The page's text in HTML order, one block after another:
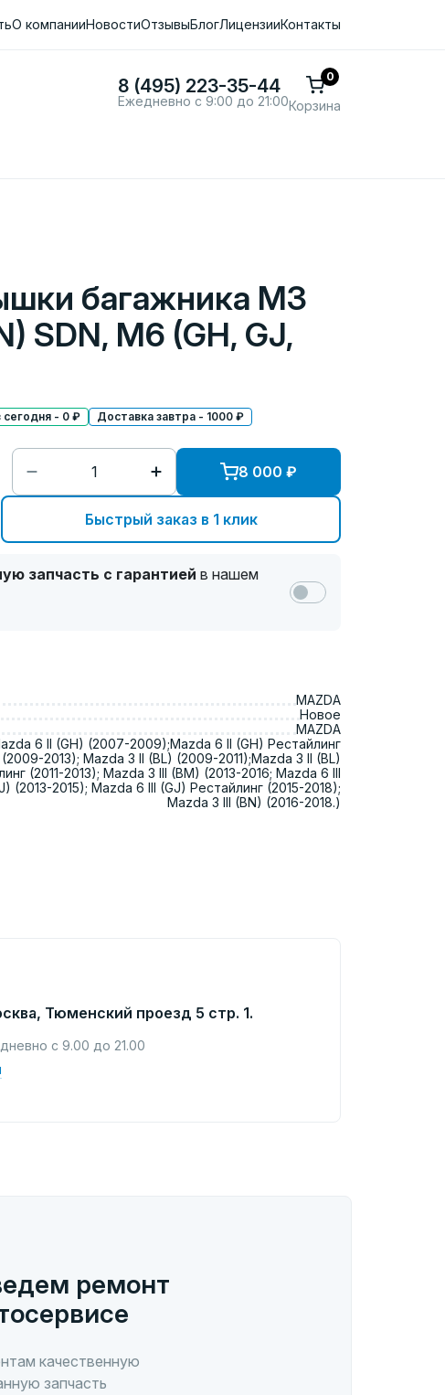
О компанииНовостиОтзывыБлогЛицензииКонтакты
8 (495) 223-35-44
Ежедневно с 9:00 до 21:00Корзина
0
багажника M3
SDN, M6 (GH, GJ,
- 0 ₽ Доставка завтра - 1000 ₽
Быстрый заказ в 1 клик
8 000 ₽
запчасть с гарантией в нашем
MAZDA
Новое
MAZDA
6 II (GH) (2007-2009);Mazda 6 II (GH) Рестайлинг
(2009-2013); Mazda 3 II (BL) (2009-2011);Mazda 3 II (BL)
(2011-2013); Mazda 3 III (BM) (2013-2016; Mazda 6 III
(2013-2015); Mazda 6 III (GJ) Рестайлинг (2015-2018);
Mazda 3 III (BN) (2016-2018.)
Тюменский проезд 5 стр. 1.
с 9.00 до 21.00
ремонт
качественную
запчасть